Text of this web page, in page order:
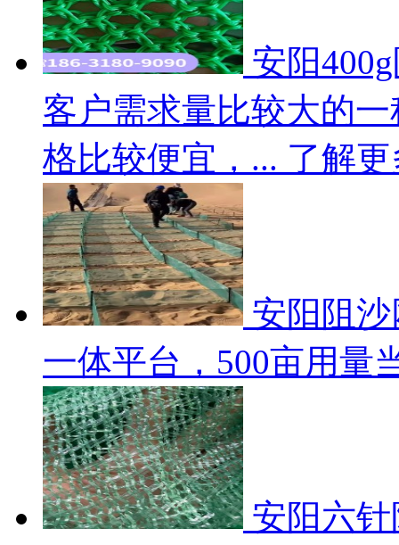
安阳
客户需求量比较大的
格比较便宜，... 了解
安阳阻沙
一体平台，500亩用量
安阳六